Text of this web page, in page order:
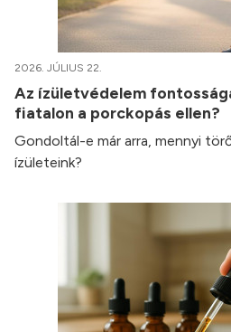
2026. JÚLIUS 22.
Az ízületvédelem
fiatalon a porckopás ellen?
Gondoltál-e már arra, mennyi
ízületeink?